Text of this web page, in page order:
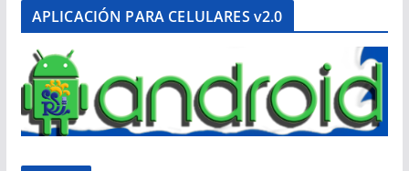
APLICACIÓN PARA CELULARES v2.0